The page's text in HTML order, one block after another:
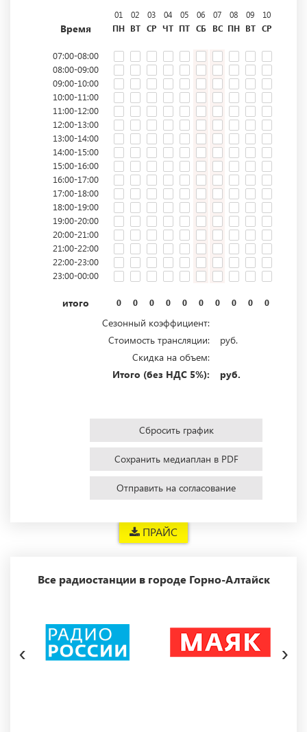
ПРАЙС
Время
01
ПН
02
ВТ
03
СР
04
ЧТ
05
ПТ
06
СБ
07
ВС
08
ПН
09
ВТ
10
СР
07:00-08:00
08:00-09:00
09:00-10:00
10:00-11:00
11:00-12:00
12:00-13:00
13:00-14:00
14:00-15:00
15:00-16:00
16:00-17:00
17:00-18:00
18:00-19:00
19:00-20:00
20:00-21:00
21:00-22:00
22:00-23:00
23:00-00:00
итого 0 0 0 0 0 0 0 0 0 0
Сезонный коэффициент:
Стоимость трансляции:
руб.
Скидка на объем:
Итого (без НДС 5%):
руб.
Сбросить график
Сохранить медиаплан в PDF
Отправить на согласование
Все радиостанции в городе Горно-Алтайск
‹ ›